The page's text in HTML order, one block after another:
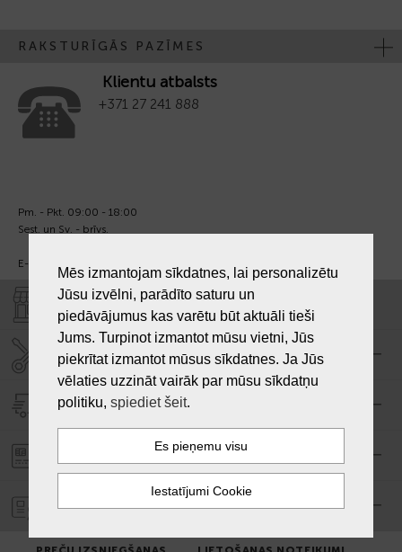
RAKSTURĪGĀS PAZĪMES
Klientu atbalsts
+371 27 241 888
Pm. - Pkt. 09:00 - 18:00
Sest. un Sv. - brīvs.
E-pasts:
VEIKALI "LAIKS"
SERVISA CENTRS "LAIKS"
PIEGĀDE
PASŪTĪJUMA APMAKSA
GARANTIJA
Mēs izmantojam sīkdatnes, lai personalizētu
Jūsu izvēlni, parādīto saturu un
piedāvājumus kas varētu būt aktuāli tieši
Jums. Turpinot izmantot mūsu vietni, Jūs
piekrītat izmantot mūsus sīkdatnes. Ja Jūs
vēlaties uzzināt vairāk par mūsu sīkdatņu
politiku, spiediet šeit.